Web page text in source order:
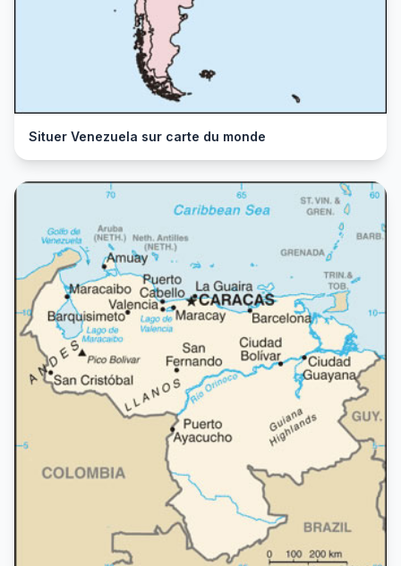
Situer Venezuela sur carte du monde